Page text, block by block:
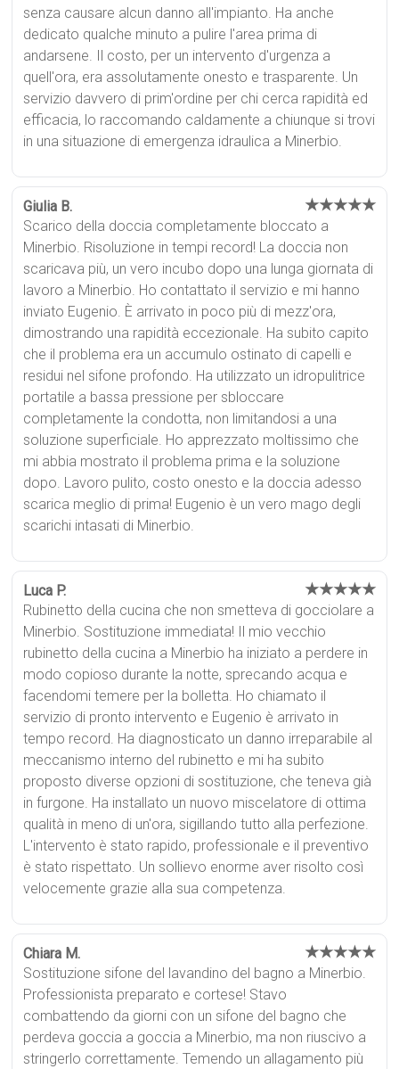
senza causare alcun danno all'impianto. Ha anche
dedicato qualche minuto a pulire l'area prima di
andarsene. Il costo, per un intervento d'urgenza a
quell'ora, era assolutamente onesto e trasparente. Un
servizio davvero di prim'ordine per chi cerca rapidità ed
efficacia, lo raccomando caldamente a chiunque si trovi
in una situazione di emergenza idraulica a Minerbio.
Giulia B. ★★★★★
Scarico della doccia completamente bloccato a
Minerbio. Risoluzione in tempi record! La doccia non
scaricava più, un vero incubo dopo una lunga giornata di
lavoro a Minerbio. Ho contattato il servizio e mi hanno
inviato Eugenio. È arrivato in poco più di mezz'ora,
dimostrando una rapidità eccezionale. Ha subito capito
che il problema era un accumulo ostinato di capelli e
residui nel sifone profondo. Ha utilizzato un idropulitrice
portatile a bassa pressione per sbloccare
completamente la condotta, non limitandosi a una
soluzione superficiale. Ho apprezzato moltissimo che
mi abbia mostrato il problema prima e la soluzione
dopo. Lavoro pulito, costo onesto e la doccia adesso
scarica meglio di prima! Eugenio è un vero mago degli
scarichi intasati di Minerbio.
Luca P. ★★★★★
Rubinetto della cucina che non smetteva di gocciolare a
Minerbio. Sostituzione immediata! Il mio vecchio
rubinetto della cucina a Minerbio ha iniziato a perdere in
modo copioso durante la notte, sprecando acqua e
facendomi temere per la bolletta. Ho chiamato il
servizio di pronto intervento e Eugenio è arrivato in
tempo record. Ha diagnosticato un danno irreparabile al
meccanismo interno del rubinetto e mi ha subito
proposto diverse opzioni di sostituzione, che teneva già
in furgone. Ha installato un nuovo miscelatore di ottima
qualità in meno di un'ora, sigillando tutto alla perfezione.
L'intervento è stato rapido, professionale e il preventivo
è stato rispettato. Un sollievo enorme aver risolto così
velocemente grazie alla sua competenza.
Chiara M. ★★★★★
Sostituzione sifone del lavandino del bagno a Minerbio.
Professionista preparato e cortese! Stavo
combattendo da giorni con un sifone del bagno che
perdeva goccia a goccia a Minerbio, ma non riuscivo a
stringerlo correttamente. Temendo un allagamento più